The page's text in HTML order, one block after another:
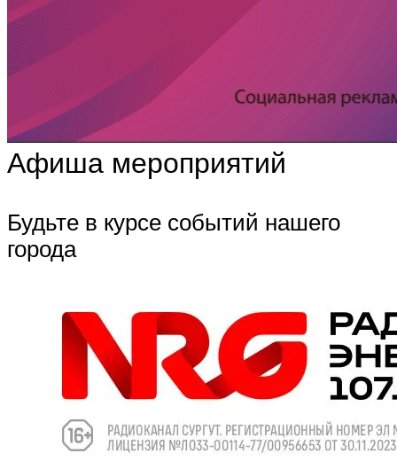
Афиша мероприятий
Будьте в курсе событий нашего
города